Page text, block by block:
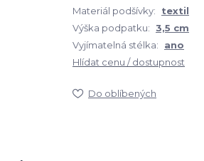
Materiál podšívky:
textil
Výška podpatku: 3,5 cm
Vyjímatelná stélka:
ano
Hlídat cenu / dostupnost
Do oblíbených